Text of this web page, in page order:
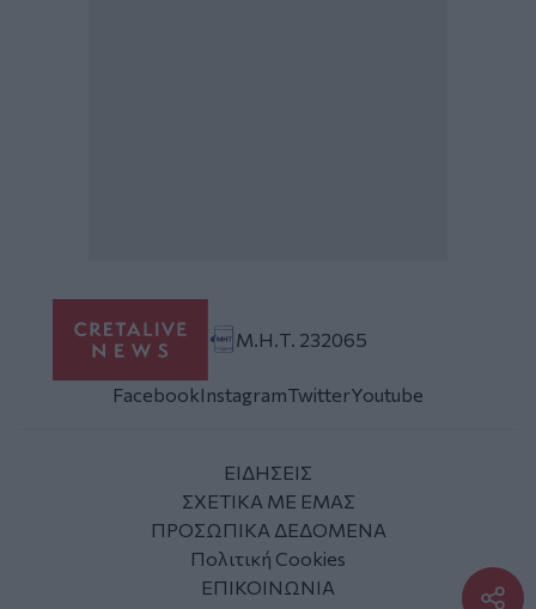
Μ.Η.Τ. 232065
FacebookInstagramTwitterYoutube
ΕΙΔΗΣΕΙΣ
ΣΧΕΤΙΚΑ ΜΕ ΕΜΑΣ
ΠΡΟΣΩΠΙΚΑ ΔΕΔΟΜΕΝΑ
Πολιτική Cookies
ΕΠΙΚΟΙΝΩΝΙΑ